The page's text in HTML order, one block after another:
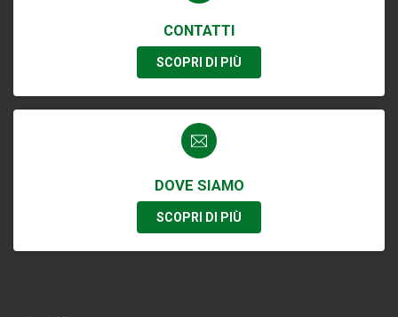
CONTATTI
SCOPRI DI PIÙ
DOVE SIAMO
SCOPRI DI PIÙ